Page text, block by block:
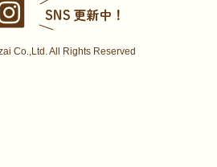
Co.,Ltd. All Rights Reserved